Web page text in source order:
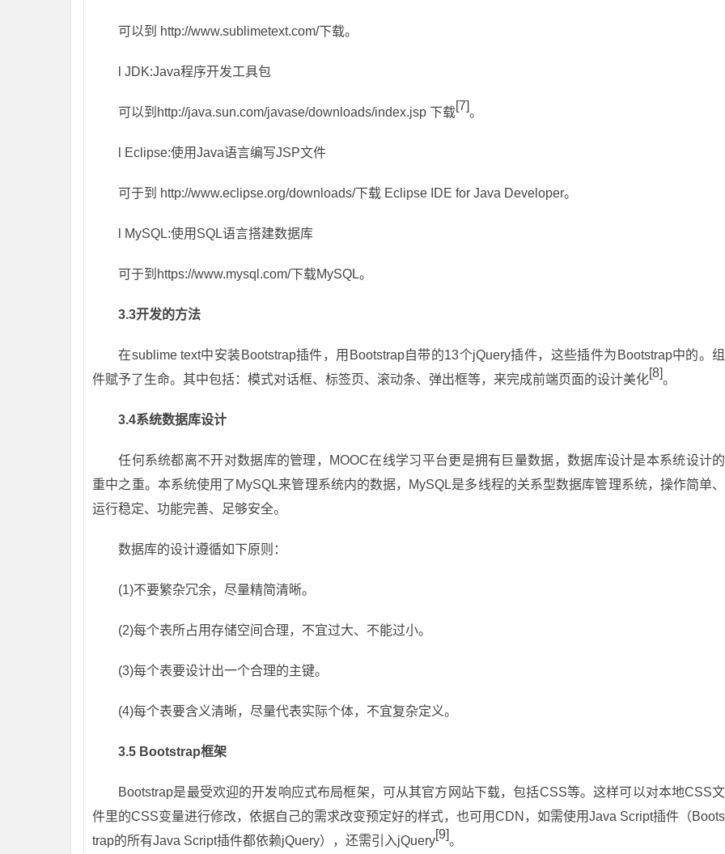
可以到 http://www.sublimetext.com/下载。
lJDK:Java程序开发工具包
可以到http://java.sun.com/javase/downloads/index.jsp 下载[7]。
Eclipse:使用Java语言编写JSP文件
可于到 http://www.eclipse.org/downloads/下载 Eclipse IDE for Java Developer。
MySQL:使用SQL语言搭建数据库
可于到https://www.mysql.com/下载MySQL。
3.3开发的方法
在sublime text中安装Bootstrap插件，用Bootstrap自带的13个jQuery插件，这些插件为Bootstrap中的。组
件赋予了生命。其中包括：模式对话框、标签页、滚动条、弹出框等，来完成前端页面的设计美化[8]。
3.4系统数据库设计
任何系统都离不开对数据库的管理，MOOC在线学习平台更是拥有巨量数据，数据库设计是本系统设计的
重中之重。本系统使用了MySQL来管理系统内的数据，MySQL是多线程的关系型数据库管理系统，操作简单、
运行稳定、功能完善、足够安全。
数据库的设计遵循如下原则：
(1)不要繁杂冗余，尽量精简清晰。
(2)每个表所占用存储空间合理，不宜过大、不能过小。
(3)每个表要设计出一个合理的主键。
(4)每个表要含义清晰，尽量代表实际个体，不宜复杂定义。
3.5 Bootstrap框架
Bootstrap是最受欢迎的开发响应式布局框架，可从其官方网站下载，包括CSS等。这样可以对本地CSS文
件里的CSS变量进行修改，依据自己的需求改变预定好的样式，也可用CDN，如需使用Java Script插件（Boots
trap的所有Java Script插件都依赖jQuery），还需引入jQuery[9]。